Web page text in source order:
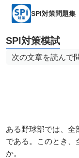
SPI対策問題集
SPI対策模試
次の文章を読んで
ある野球部では、全
である。このとき、
か。